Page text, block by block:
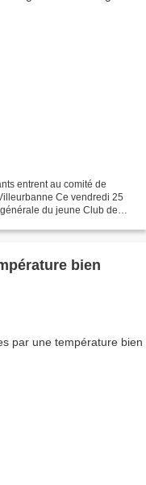
entrent au comité de
Ce vendredi 25
du jeune Club de
bien